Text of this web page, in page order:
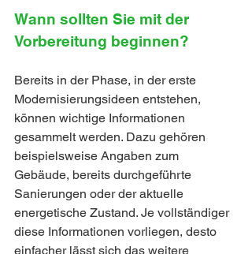
Wann sollten Sie mit der
Vorbereitung beginnen?
Bereits in der Phase, in der erste
Modernisierungsideen entstehen,
können wichtige Informationen
gesammelt werden. Dazu gehören
beispielsweise Angaben zum
Gebäude, bereits durchgeführte
Sanierungen oder der aktuelle
energetische Zustand. Je vollständiger
diese Informationen vorliegen, desto
einfacher lässt sich das weitere